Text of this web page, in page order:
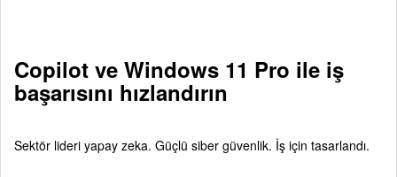
Copilot ve Windows 11 Pro ile iş
başarısını hızlandırın
Sektör lideri yapay zeka. Güçlü siber güvenlik. İş için tasarlandı.